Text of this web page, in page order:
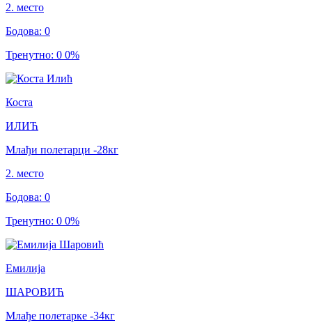
2. место
Бодова: 0
Тренутно: 0 0%
Коста
ИЛИЋ
Млађи полетарци -28кг
2. место
Бодова: 0
Тренутно: 0 0%
Емилија
ШАРОВИЋ
Млађе полетарке -34кг